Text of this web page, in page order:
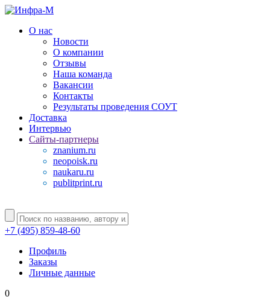
О нас
Новости
О компании
Отзывы
Наша команда
Вакансии
Контакты
Результаты проведения СОУТ
Доставка
Интервью
Сайты-партнеры
znanium.ru
neopoisk.ru
naukaru.ru
publitprint.ru
+7 (495) 859-48-60
Профиль
Заказы
Личные данные
0